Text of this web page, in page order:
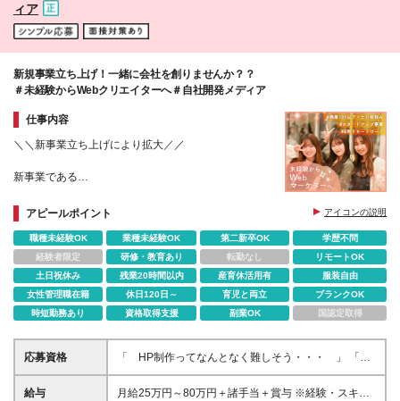
ィア
新規事業立ち上げ！一緒に会社を創りませんか？？
＃未経験からWebクリエイターへ＃自社開発メディア
仕事内容
＼＼新事業立ち上げにより拡大／／
新事業である
最先端で働きたい方大歓迎！
動機は「Webデザイナー・Webマーケターってなん
か興味がある」だけで大丈夫
アピールポイント アイコンの説明
職種未経験OK 業種未経験OK 第二新卒OK
学歴不問
経験者限定
研修・教育あり 転勤なし
リモートOK
土日祝休み
残業20時間以内 産育休活用有
服装自由
女性管理職在籍
休日120日～ 育児と両立
ブランクOK
時短勤務あり
資格取得支援 副業OK 国認定取得
応募資格
「 HP制作ってなんとなく難しそう・・・ 」 「
デザイナー？マーケティングってナニ・・・ 」 と
いう未経験の方でも安心してご応募ください！ 充実
給与
月給25万円～80万円＋諸手当＋賞与 ※経験・スキル